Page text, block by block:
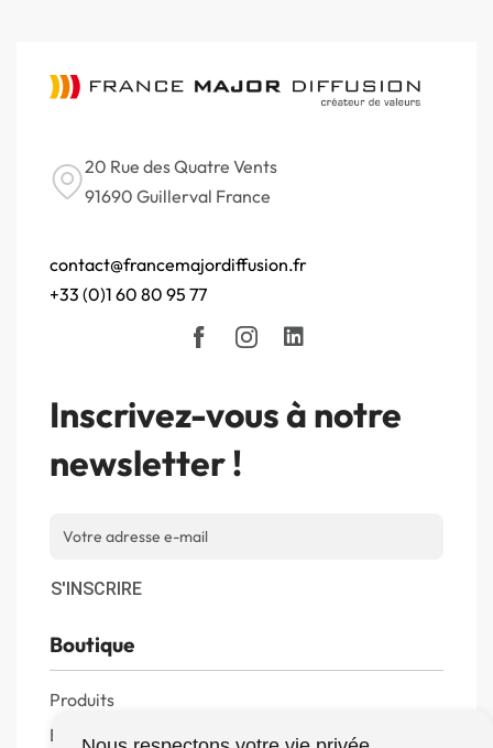
20 Rue des Quatre Vents
91690 Guillerval France
contact@francemajordiffusion.fr
+33 (0)1 60 80 95 77
Inscrivez-vous à notre
newsletter !
S'INSCRIRE
Boutique
Produits
Enceintes